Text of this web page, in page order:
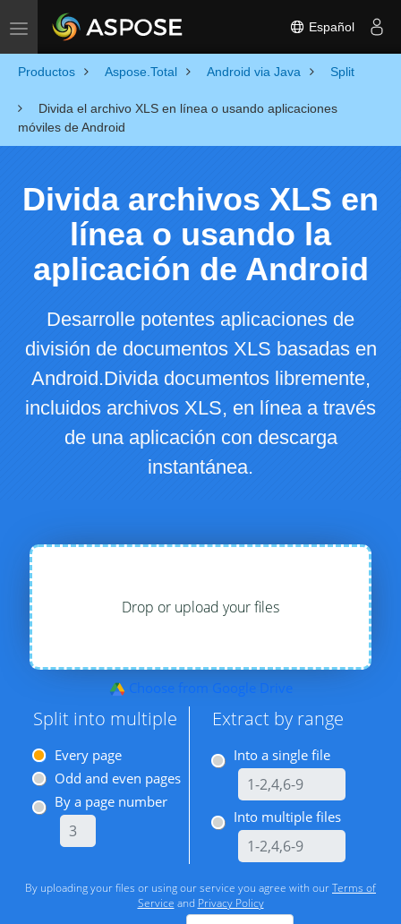
Toggle navigation Español
Productos Aspose.Total Android via Java Split
Divida el archivo XLS en línea o usando aplicaciones
móviles de Android
Divida archivos XLS en
línea o usando la
aplicación de Android
Desarrolle potentes aplicaciones de
división de documentos XLS basadas en
Android.Divida documentos libremente,
incluidos archivos XLS, en línea a través
de una aplicación con descarga
instantánea.